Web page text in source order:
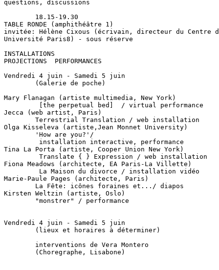
questions, discussions
        18.15-19.30
TABLE RONDE (amphithéâtre 1)
invitée: Hélène Cixous (écrivain, directeur du Centre
Université Paris8) - sous réserve
INSTALLATIONS
PROJECTIONS  PERFORMANCES
Vendredi 4 juin - Samedi 5 juin
        (Galerie de poche)
Mary Flanagan (artiste multimedia, New York)
         [the perpetual bed]  / virtual performance
Jecca (web artist, Paris)
        Terrestrial Translation / web installation
Olga Kisseleva (artiste,Jean Monnet University)
        'How are you?'/
         installation interactive, performance
Tina La Porta (artiste, Cooper Union New York)
         Translate { } Expression / web installation
Fiona Meadows (architecte, EA Paris-La Villette)
         La Maison du divorce / installation vidéo
Marie-Paule Pages (architecte, Paris)
        La Fête: icônes foraines et.../ diapos
Kirsten Weltzin (artiste, Oslo)
        "monstrer" / performance
Vendredi 4 juin - Samedi 5 juin
        (lieux et horaires à déterminer)
        interventions de Vera Montero
        (Choregraphe, Lisabone)